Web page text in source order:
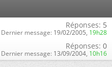
Réponses: 5
Dernier message: 19/02/2005, 19h28
Réponses: 0
Dernier message: 13/09/2004, 10h16